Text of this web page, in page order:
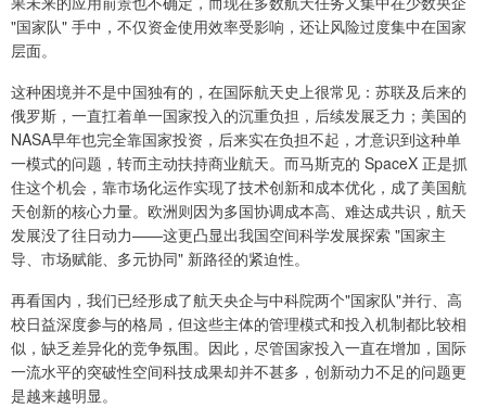
"国家队" 手中，不仅资金使用效率受影响，还让风险过度集中在国家
层面。
这种困境并不是中国独有的，在国际航天史上很常见：苏联及后来的
俄罗斯，一直扛着单一国家投入的沉重负担，后续发展乏力；美国的
NASA早年也完全靠国家投资，后来实在负担不起，才意识到这种单
一模式的问题，转而主动扶持商业航天。而马斯克的 SpaceX 正是抓
住这个机会，靠市场化运作实现了技术创新和成本优化，成了美国航
天创新的核心力量。欧洲则因为多国协调成本高、难达成共识，航天
发展没了往日动力——这更凸显出我国空间科学发展探索 "国家主
导、市场赋能、多元协同" 新路径的紧迫性。
再看国内，我们已经形成了航天央企与中科院两个"国家队"并行、高
校日益深度参与的格局，但这些主体的管理模式和投入机制都比较相
似，缺乏差异化的竞争氛围。因此，尽管国家投入一直在增加，国际
一流水平的突破性空间科技成果却并不甚多，创新动力不足的问题更
是越来越明显。